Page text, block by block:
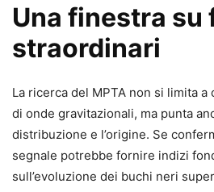
Una finestra su
straordinari
La ricerca del MPTA non si limita a
di onde gravitazionali, ma punta
distribuzione e l’origine. Se
segnale potrebbe fornire indizi
sull’evoluzione dei buchi neri